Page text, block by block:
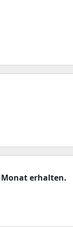
Monat erhalten.